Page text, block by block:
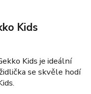
Kids
Kids je ideální
se skvěle hodí